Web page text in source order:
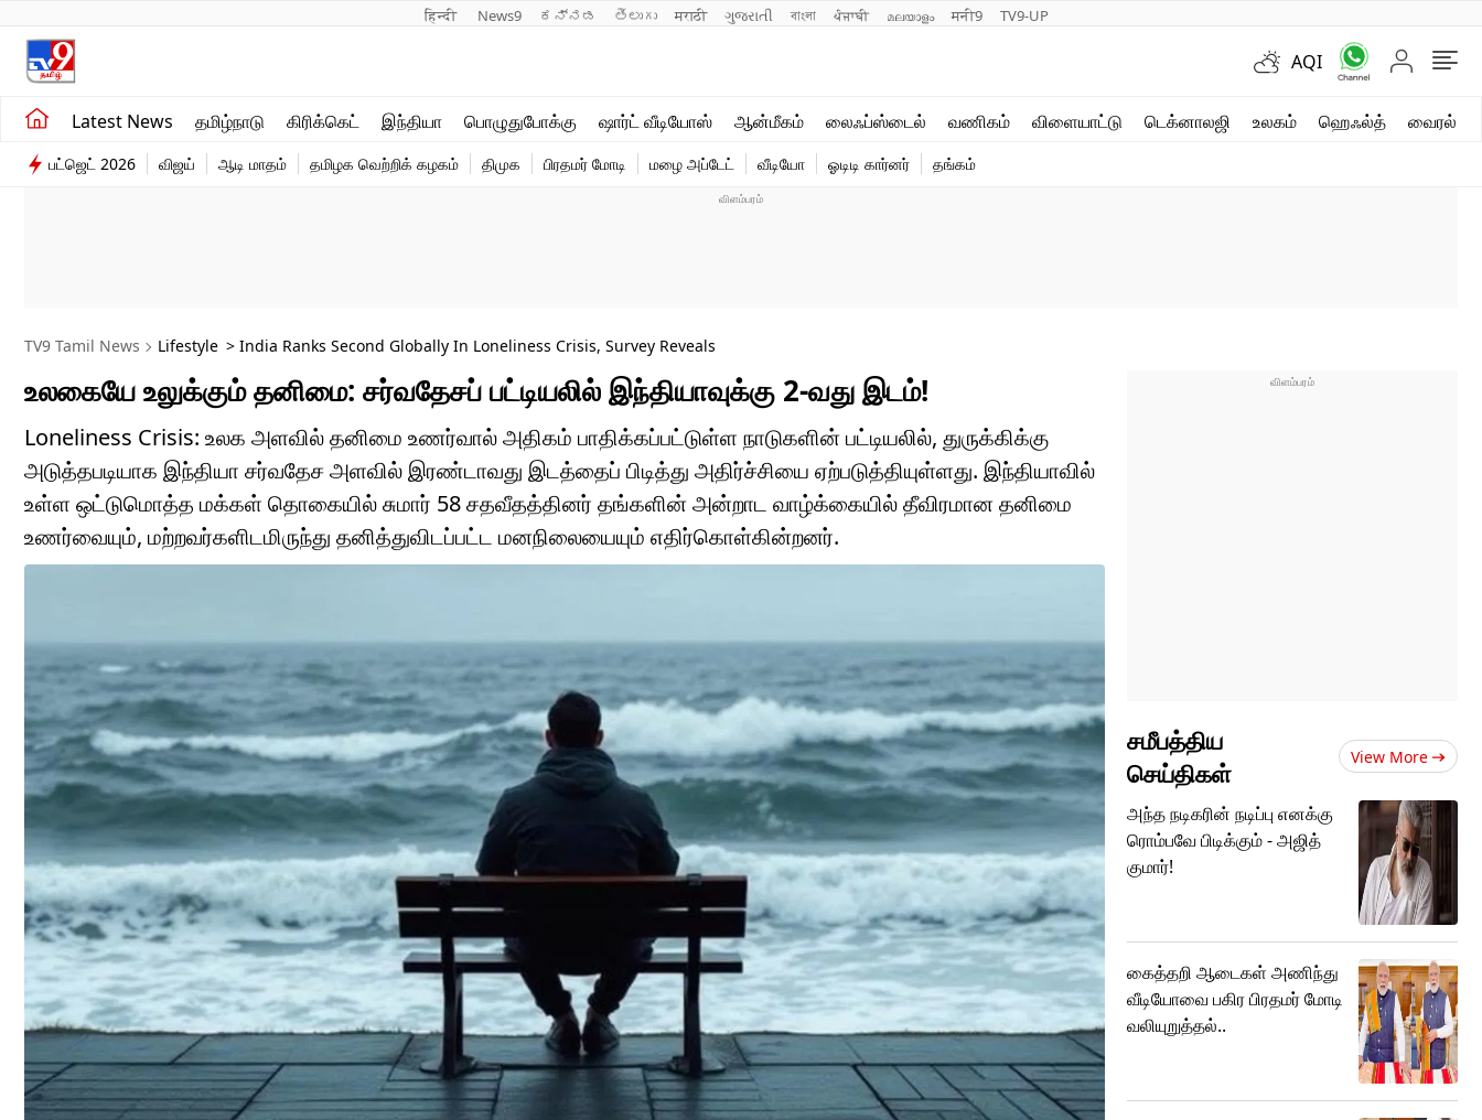
हिन्दी News9 ಕನ್ನಡ తెలుగు मराठी ગુજરાતી বাংলা ਪੰਜਾਬੀ മലയാളം मनी9 TV9-UP
AQI
Latest News தமிழ்நாடு கிரிக்கெட் இந்தியா பொழுதுபோக்கு ஷார்ட் வீடியோஸ் ஆன்மீகம் லைஃப்ஸ்டைல் வணிகம் விளையாட்டு டெக்னாலஜி உலகம் ஹெஃல்த் வைரல்
சமீபத்திய செய்திகள்
தமிழ்நாடு
விளையாட்டு
வணிகம்
வைரல்
பட்ஜெட் 2026 விஜய் ஆடி மாதம் தமிழக வெற்றிக் கழகம் திமுக பிரதமர் மோடி மழை அப்டேட் வீடியோ ஓடிடி கார்னர் தங்கம்
TV9 Tamil News Lifestyle > India Ranks Second Globally In Loneliness Crisis, Survey Reveals
உலகையே உலுக்கும் தனிமை: சர்வதேசப் பட்டியலில் இந்தியாவுக்கு 2-வது இடம்!
Loneliness Crisis: உலக அளவில் தனிமை உணர்வால் அதிகம் பாதிக்கப்பட்டுள்ள நாடுகளின் பட்டியலில், துருக்கிக்கு
அடுத்தபடியாக இந்தியா சர்வதேச அளவில் இரண்டாவது இடத்தைப் பிடித்து அதிர்ச்சியை ஏற்படுத்தியுள்ளது. இந்தியாவில்
உள்ள ஒட்டுமொத்த மக்கள் தொகையில் சுமார் 58 சதவீதத்தினர் தங்களின் அன்றாட வாழ்க்கையில் தீவிரமான தனிமை
உணர்வையும், மற்றவர்களிடமிருந்து தனித்துவிடப்பட்ட மனநிலையையும் எதிர்கொள்கின்றனர்.
சமீபத்திய
செய்திகள்
View More
அந்த நடிகரின் நடிப்பு எனக்கு
ரொம்பவே பிடிக்கும் - அஜித்
குமார்!
கைத்தறி ஆடைகள் அணிந்து
வீடியோவை பகிர பிரதமர் மோடி
வலியுறுத்தல்..